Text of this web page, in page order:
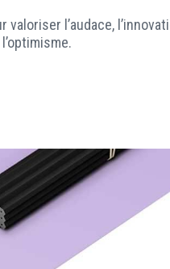
l’audace,